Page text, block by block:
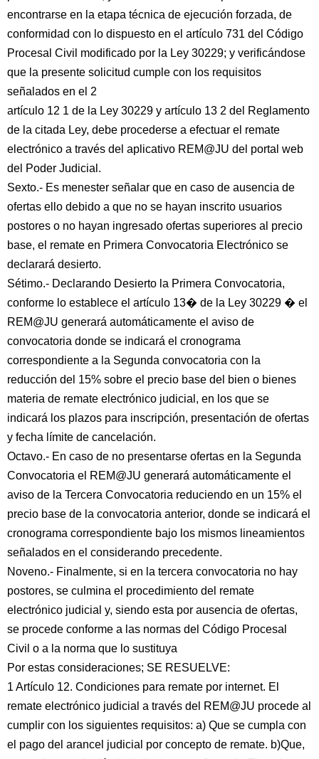
encontrarse en la etapa técnica de ejecución forzada, de
conformidad con lo dispuesto en el artículo 731 del Código
Procesal Civil modificado por la Ley 30229; y verificándose
que la presente solicitud cumple con los requisitos
señalados en el 2
artículo 12 1 de la Ley 30229 y artículo 13 2 del Reglamento
de la citada Ley, debe procederse a efectuar el remate
electrónico a través del aplicativo REM@JU del portal web
del Poder Judicial.
Sexto.- Es menester señalar que en caso de ausencia de
ofertas ello debido a que no se hayan inscrito usuarios
postores o no hayan ingresado ofertas superiores al precio
base, el remate en Primera Convocatoria Electrónico se
declarará desierto.
Sétimo.- Declarando Desierto la Primera Convocatoria,
conforme lo establece el artículo 13� de la Ley 30229 � el
REM@JU generará automáticamente el aviso de
convocatoria donde se indicará el cronograma
correspondiente a la Segunda convocatoria con la
reducción del 15% sobre el precio base del bien o bienes
materia de remate electrónico judicial, en los que se
indicará los plazos para inscripción, presentación de ofertas
y fecha límite de cancelación.
Octavo.- En caso de no presentarse ofertas en la Segunda
Convocatoria el REM@JU generará automáticamente el
aviso de la Tercera Convocatoria reduciendo en un 15% el
precio base de la convocatoria anterior, donde se indicará el
cronograma correspondiente bajo los mismos lineamientos
señalados en el considerando precedente.
Noveno.- Finalmente, si en la tercera convocatoria no hay
postores, se culmina el procedimiento del remate
electrónico judicial y, siendo esta por ausencia de ofertas,
se procede conforme a las normas del Código Procesal
Civil o a la norma que lo sustituya
Por estas consideraciones; SE RESUELVE:
1 Artículo 12. Condiciones para remate por internet. El
remate electrónico judicial a través del REM@JU procede al
cumplir con los siguientes requisitos: a) Que se cumpla con
el pago del arancel judicial por concepto de remate. b)Que,